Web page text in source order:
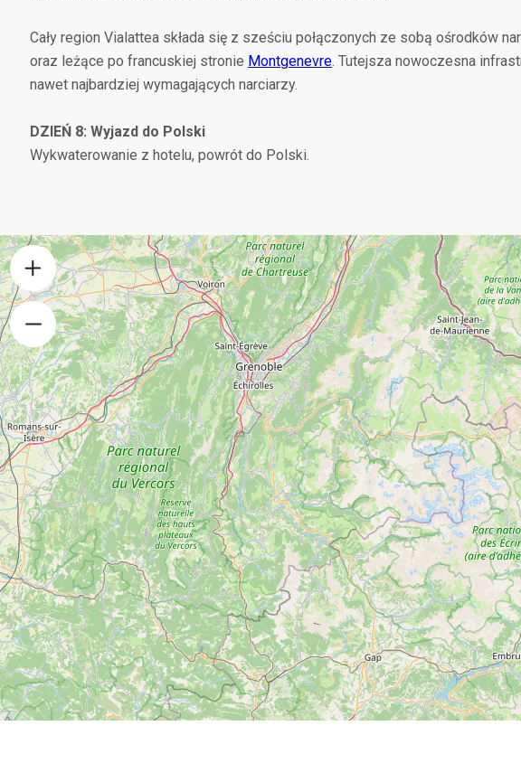
Cały region Vialattea składa się z sześciu połączonych ze sobą ośrodków
oraz leżące po francuskiej stronie Montgenevre. Tutejsza nowoczesna
nawet najbardziej wymagających narciarzy.
DZIEŃ 8: Wyjazd do Polski
Wykwaterowanie z hotelu, powrót do Polski.